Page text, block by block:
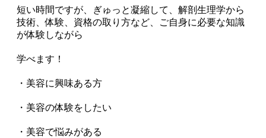
短い時間ですが、ぎゅっと凝縮して、解剖生理学から
技術、体験、資格の取り方など、ご自身に必要な知識
が体験しながら
学べます！
・美容に興味ある方
・美容の体験をしたい
・美容で悩みがある